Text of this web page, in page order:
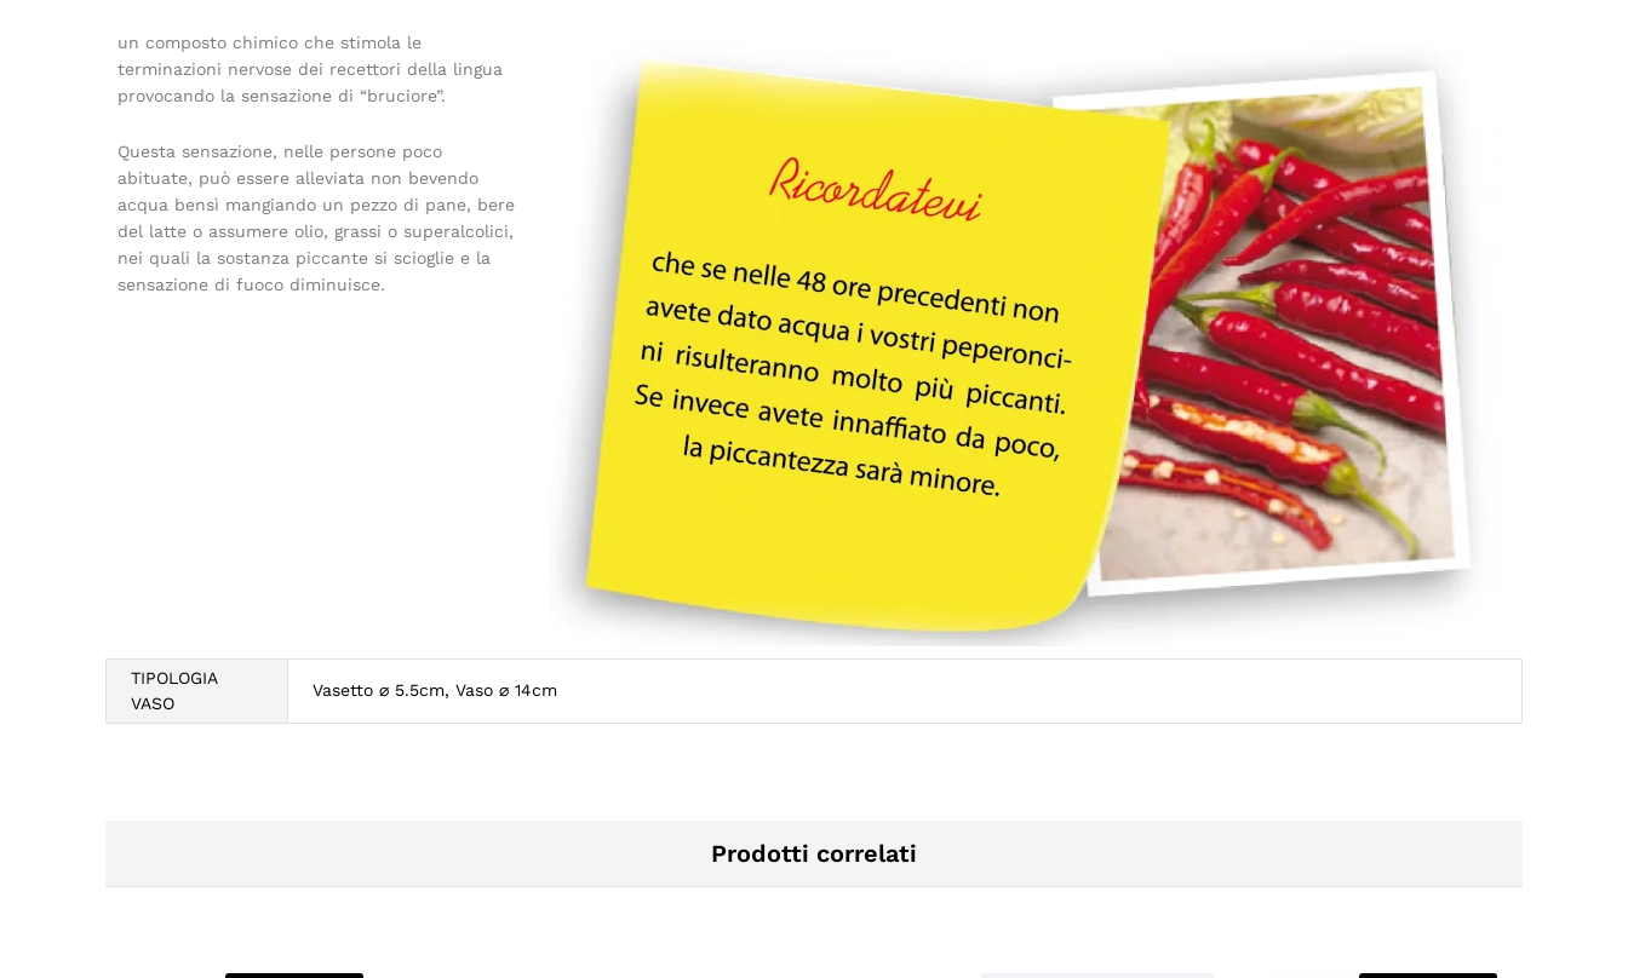
un composto chimico che stimola le
terminazioni nervose dei recettori della lingua
provocando la sensazione di “bruciore”.
Questa sensazione, nelle persone poco
abituate, può essere alleviata non bevendo
acqua bensì mangiando un pezzo di pane, bere
del latte o assumere olio, grassi o superalcolici,
nei quali la sostanza piccante si scioglie e la
sensazione di fuoco diminuisce.
TIPOLOGIA
VASO
Vasetto ⌀ 5.5cm, Vaso ⌀ 14cm
Prodotti correlati